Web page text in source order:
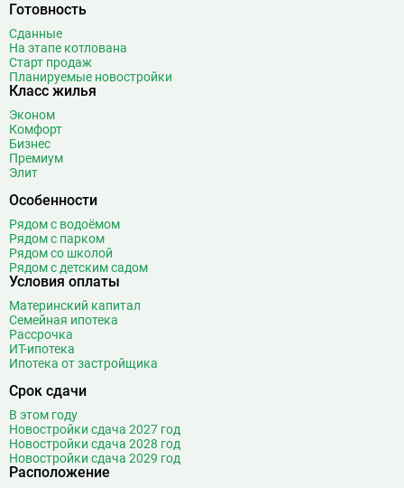
Библиотека имени Ленина
Битцевский парк
Борисово
Боровицкая
Боровское шоссе
Бульвар Адмирала Ушакова
Бульвар Рокоссовского
Бунинская аллея
Бутырская
В Вавиловская
Варшавская
ВДНХ
Верхние Лихоборы
Владыкино
Водный стадион
Волгоградский проспект
Волжская
Волоколамская
Готовность
Сданные
На этапе котлована
Старт продаж
Планируемые новостройки
Класс жилья
Эконом
Комфорт
Бизнес
Премиум
Элит
Особенности
Рядом с водоёмом
Рядом с парком
Рядом со школой
Рядом с детским садом
Условия оплаты
Материнский капитал
Семейная ипотека
Рассрочка
ИТ-ипотека
Ипотека от застройщика
Срок сдачи
В этом году
Новостройки сдача 2027 год
Новостройки сдача 2028 год
Новостройки сдача 2029 год
Расположение